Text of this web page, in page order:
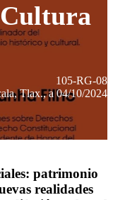
Cultura
105-RG-08
Tlax., a 04/10/2024
patrimonio
realidades